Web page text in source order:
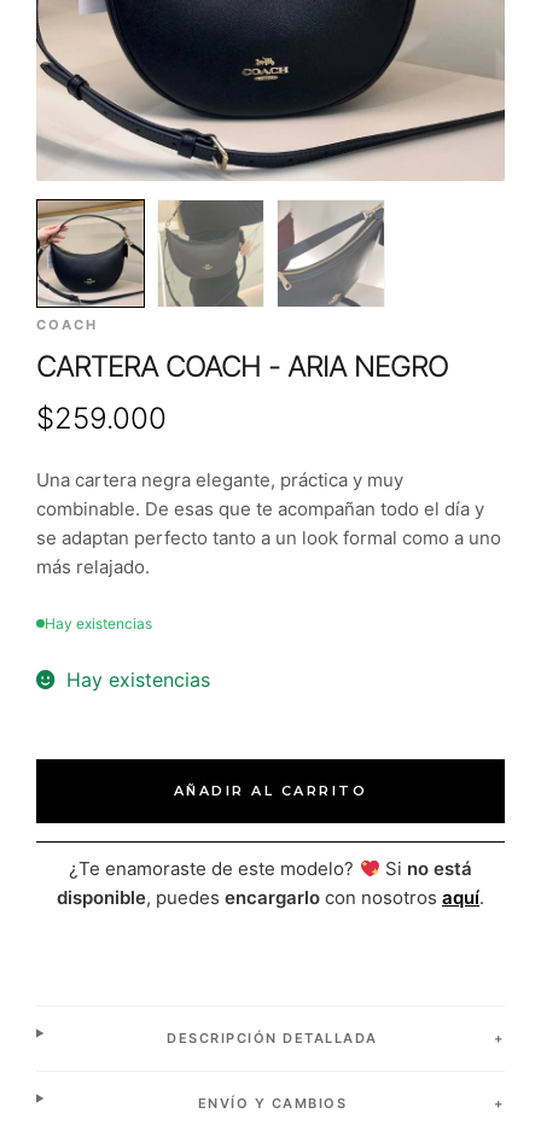
COACH
CARTERA COACH - ARIA NEGRO
$259.000
Una cartera negra elegante, práctica y muy
combinable. De esas que te acompañan todo el día y
se adaptan perfecto tanto a un look formal como a uno
más relajado.
Hay existencias
Hay existencias
AÑADIR AL CARRITO
¿Te enamoraste de este modelo? Si no está
disponible, puedes encargarlo con nosotros aquí.
DESCRIPCIÓN DETALLADA
ENVÍO Y CAMBIOS